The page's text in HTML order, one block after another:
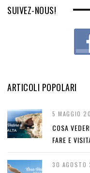
SUIVEZ-NOUS!
ARTICOLI POPOLARI
5 MAGGIO
COSA
FARE E
30 AGOSTO